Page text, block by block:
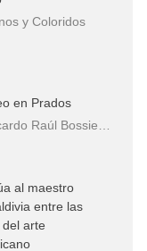
y Coloridos
en Prados
Raúl Bossie…
al maestro
entre las
arte